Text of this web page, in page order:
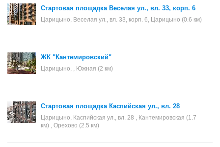
Стартовая площадка Веселая ул., вл. 33, корп. 6
Царицыно, Веселая ул., вл. 33, корп. 6, Царицыно (0.6 км)
ЖК "Кантемировский"
Царицыно, , Южная (2 км)
Стартовая площадка Каспийская ул., вл. 28
Царицыно, Каспийская ул., вл. 28 , Кантемировская (1.7
км) , Орехово (2.5 км)